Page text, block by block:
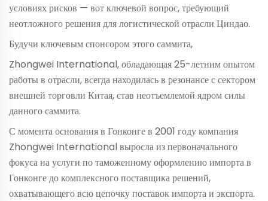
условиях рисков — вот ключевой вопрос, требующий
неотложного решения для логистической отрасли Циндао.
Будучи ключевым спонсором этого саммита,
Zhongwei International, обладающая 25-летним опытом
работы в отрасли, всегда находилась в резонансе с сектором
внешней торговли Китая, став неотъемлемой ядром силы
данного саммита.
С момента основания в Гонконге в 2001 году компания
Zhongwei International выросла из первоначального
фокуса на услуги по таможенному оформлению импорта в
Гонконге до комплексного поставщика решений,
охватывающего всю цепочку поставок импорта и экспорта.